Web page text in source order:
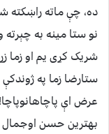
ده، چې ماته راښکته
نو ستا مينه به
شريک کړى يم او زما
ستارضا زما په
عرض اې
بهترين حسن اوجمال